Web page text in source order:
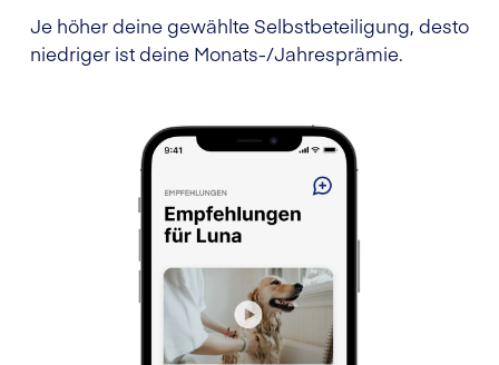
Je höher deine gewählte Selbstbeteiligung, desto
niedriger ist deine Monats-/Jahresprämie.